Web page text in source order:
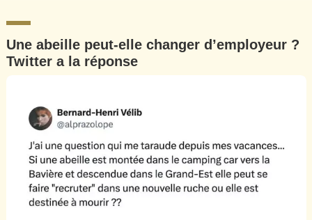
Une abeille peut-elle changer d’employeur ?
Twitter a la réponse